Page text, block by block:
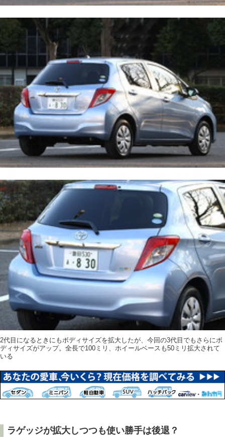
2代目になるときにもボディサイズを拡大したが、今回の3代目でもさらにボ
ディサイズがアップ。全長で100ミリ、ホイールベースも50ミリ拡大されて
いる
ラゲッジが拡大しつつも使い勝手は後退？